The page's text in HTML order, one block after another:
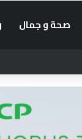
صحة و جمال